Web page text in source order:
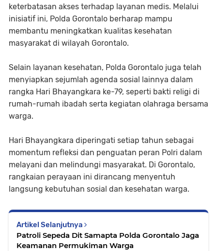
keterbatasan akses terhadap layanan medis. Melalui
inisiatif ini, Polda Gorontalo berharap mampu
membantu meningkatkan kualitas kesehatan
masyarakat di wilayah Gorontalo.
Selain layanan kesehatan, Polda Gorontalo juga telah
menyiapkan sejumlah agenda sosial lainnya dalam
rangka Hari Bhayangkara ke-79, seperti bakti religi di
rumah-rumah ibadah serta kegiatan olahraga bersama
warga.
Hari Bhayangkara diperingati setiap tahun sebagai
momentum refleksi dan penguatan peran Polri dalam
melayani dan melindungi masyarakat. Di Gorontalo,
rangkaian perayaan ini dirancang menyentuh
langsung kebutuhan sosial dan kesehatan warga.
Artikel Selanjutnya
Patroli Sepeda Dit Samapta Polda Gorontalo Jaga
Keamanan Permukiman Warga